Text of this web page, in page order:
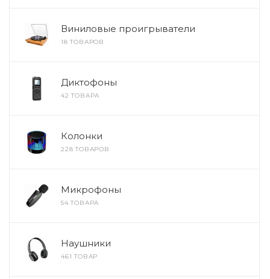
Виниловые проигрыватели
18 ТОВАРОВ
Диктофоны
42 ТОВАРА
Колонки
228 ТОВАРОВ
Микрофоны
54 ТОВАРА
Наушники
461 ТОВАР